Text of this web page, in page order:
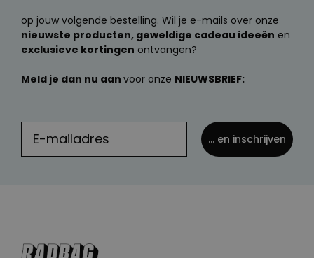
op jouw volgende bestelling. Wil je e-mails over onze
nieuwste producten, geweldige cadeau ideeën en
exclusieve kortingen ontvangen?
Meld je dan nu aan voor onze NIEUWSBRIEF:
... en inschrijven